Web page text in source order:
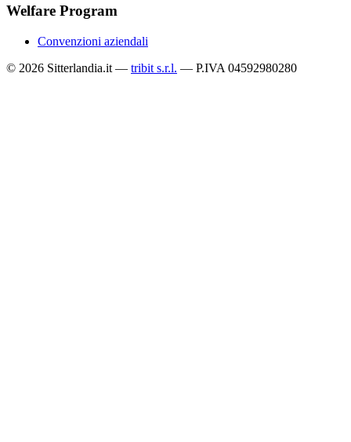
Welfare Program
Convenzioni aziendali
© 2026 Sitterlandia.it — tribit s.r.l. — P.IVA 04592980280